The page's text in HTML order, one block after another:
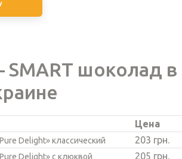
SMART шоколад в
Цена
Delight» классический 203 грн.
Delight» с клюквой 205 грн.